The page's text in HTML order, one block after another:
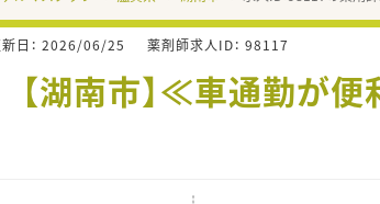
日： 2026/06/25 薬剤師求人ID： 98117
【湖南市】≪車通勤が